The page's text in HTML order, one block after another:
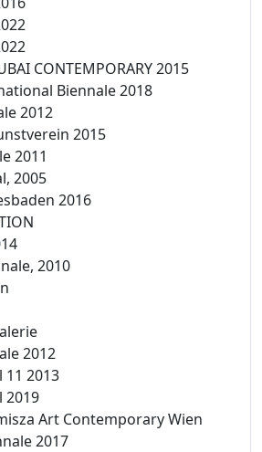
CONTEMPORARY 2015
Biennale 2018
2012
2015
2011
2005
2016
2010
2012
11 2013
2019
Art Contemporary Wien
2017